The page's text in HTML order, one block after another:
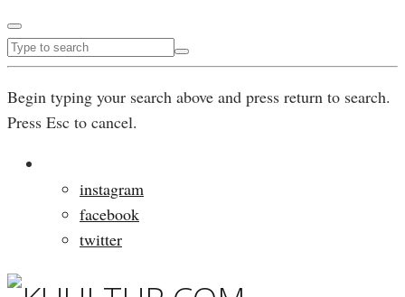
Begin typing your search above and press return to search.
Press Esc to cancel.
instagram
facebook
twitter